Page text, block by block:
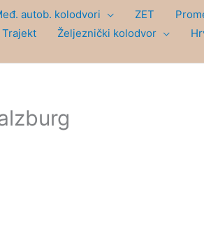
autob. kolodvori ZET
Trajekt Željeznički kolodvor